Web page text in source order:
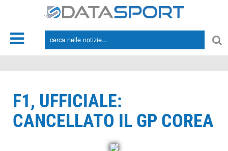
F1, UFFICIALE:
CANCELLATO IL GP COREA